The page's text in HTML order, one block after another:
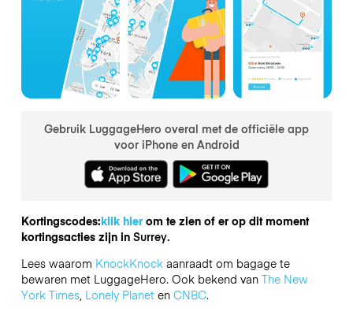
Gebruik LuggageHero overal met de officiële app
voor iPhone en Android
Kortingscodes:klik hierom te zien of er op dit moment
kortingsacties zijn in Surrey.
Lees waarom KnockKnockaanraadt om bagage te
bewaren met LuggageHero. Ook bekend van The New
York Times, Lonely Planeten CNBC.